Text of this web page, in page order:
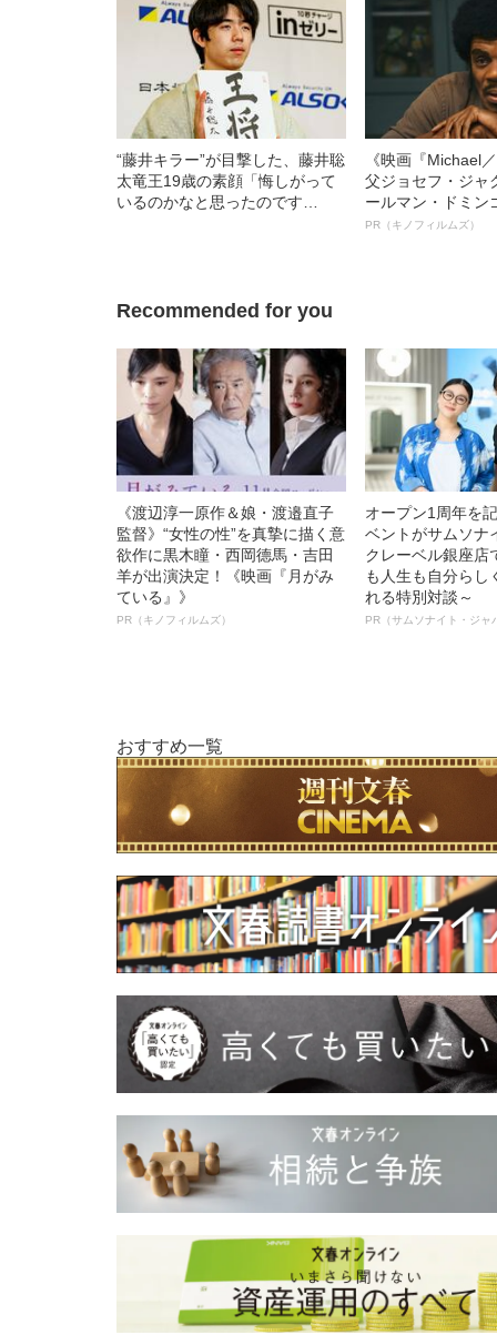
“藤井キラー”が目撃した、藤井聡
太竜王19歳の素顔「悔しがって
いるのかなと思ったのです
《映画『Michael
父ジョセフ・ジャ
ールマン・ドミン
ルインタビュー“
PR（キノフィルムズ）
Recommended for you
《渡辺淳一原作＆娘・渡邉直子
監督》“女性の性”を真摯に描く意
欲作に黒木瞳・西岡德馬・吉田
羊が出演決定！《映画『月がみ
ている』》
PR（キノフィルムズ）
オープン1周年を
ベントがサムソナ
クレーベル銀座
も人生も自分らし
れる特別対談～
PR（サムソナイト・ジャ
おすすめ一覧